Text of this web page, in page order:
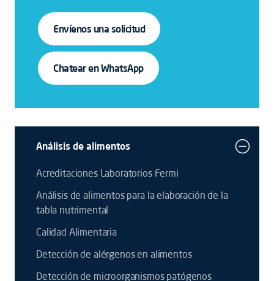
Envíenos una solicitud
Chatear en WhatsApp
Análisis de alimentos
Acreditaciones Laboratorios Fermi
Análisis de alimentos para la elaboración de la
tabla nutrimental
Calidad Alimentaria
Detección de alérgenos en alimentos
Detección de microorganismos patógenos